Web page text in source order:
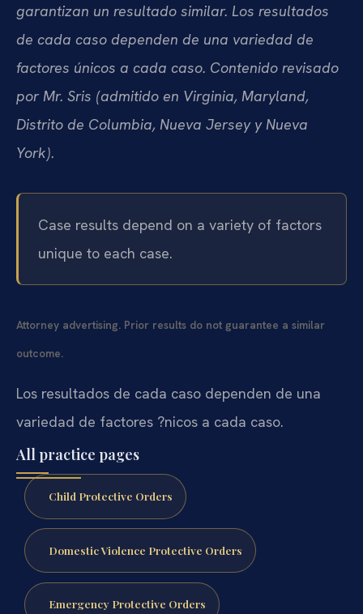
garantizan un resultado similar. Los resultados
de cada caso dependen de una variedad de
factores únicos a cada caso. Contenido revisado
por Mr. Sris (admitido en Virginia, Maryland,
Distrito de Columbia, Nueva Jersey y Nueva
York).
Case results depend on a variety of factors
unique to each case.
Attorney advertising. Prior results do not guarantee a similar
outcome.
Los resultados de cada caso dependen de una
variedad de factores ?nicos a cada caso.
All practice pages
Child Protective Orders
Domestic Violence Protective Orders
Emergency Protective Orders